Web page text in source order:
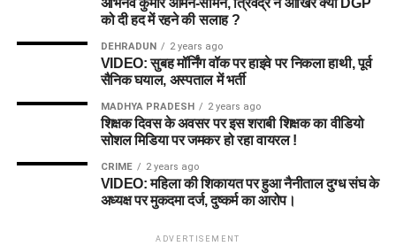
को दी हद में रहने की सलाह ?
DEHRADUN 2 years ago
VIDEO: सुबह मॉर्निंग वॉक पर हाइवे पर निकला हाथी, पूर्व
सैनिक घयाल, अस्पताल में भर्ती
MADHYA PRADESH 2 years ago
शिक्षक दिवस के अवसर पर इस शराबी शिक्षक का वीडियो
सोशल मिडिया पर जमकर हो रहा वायरल !
CRIME 2 years ago
VIDEO: महिला की शिकायत पर हुआ नैनीताल दुग्ध संघ के
अध्यक्ष पर मुकदमा दर्ज, दुष्कर्म का आरोप।
ADVERTISEMENT